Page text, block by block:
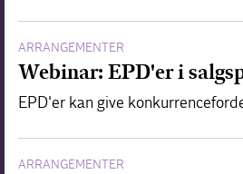
ARRANGEMENTER
Webinar: EPD'er i
EPD'er kan give
ARRANGEMENTER